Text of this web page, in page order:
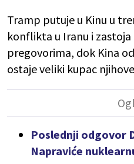
Tramp putuje u Kinu u
konflikta u Iranu i
pregovorima, dok Kina
ostaje veliki kupac
Poslednji odgovor
Napraviće